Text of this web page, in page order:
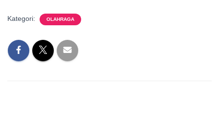
Kategori: OLAHRAGA